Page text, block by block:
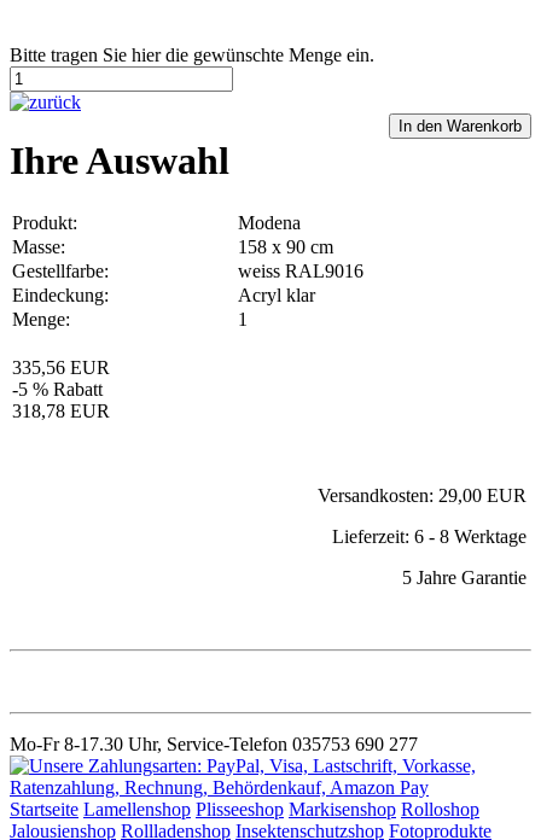
Bitte tragen Sie hier die gewünschte Menge ein.
Ihre Auswahl
Produkt:
Modena
Masse:
158 x 90 cm
Gestellfarbe:
weiss RAL9016
Eindeckung:
Acryl klar
Menge:
1
335,56 EUR
-5 % Rabatt
318,78 EUR
Versandkosten: 29,00 EUR
Lieferzeit: 6 - 8 Werktage
5 Jahre Garantie
Mo-Fr 8-17.30 Uhr, Service-Telefon 035753 690 277
Startseite Lamellenshop Plisseeshop Markisenshop Rolloshop
Jalousienshop Rollladenshop Insektenschutzshop Fotoprodukte